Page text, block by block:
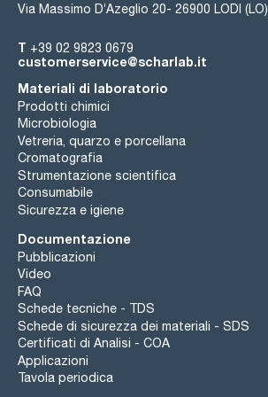
Via Massimo D’Azeglio 20- 26900 LODI (LO)
T +39 02 9823 0679
customerservice@scharlab.it
Materiali di laboratorio
Prodotti chimici
Microbiologia
Vetreria, quarzo e porcellana
Cromatografia
Strumentazione scientifica
Consumabile
Sicurezza e igiene
Documentazione
Pubblicazioni
Video
FAQ
Schede tecniche - TDS
Schede di sicurezza dei materiali - SDS
Certificati di Analisi - COA
Applicazioni
Tavola periodica